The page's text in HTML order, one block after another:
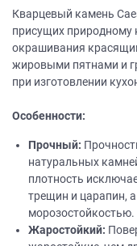
Кварцевый камень
присущих природному
окрашивания
жировыми пятнами и
при изготовлении
Особенности:
Прочный:
натуральных
плотность
трещин и царапин,
морозостойкостью.
Жаростойкий: